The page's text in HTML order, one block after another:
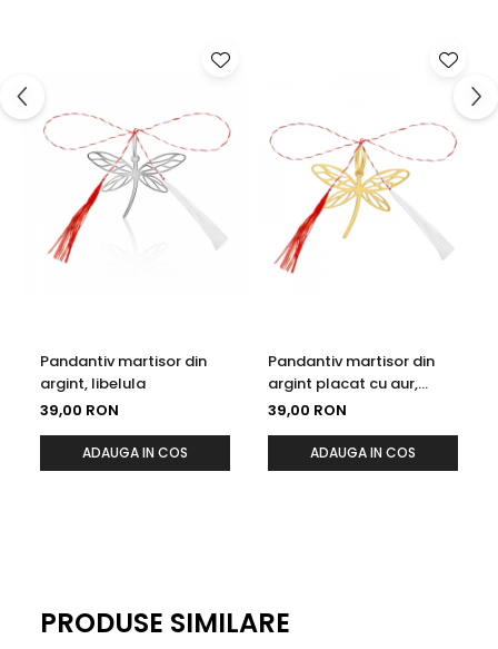
Pandantiv martisor din
argint, libelula
39,00 RON
ADAUGA IN COS
Pandantiv martisor din
argint placat cu aur,
libelula
39,00 RON
ADAUGA IN COS
PRODUSE SIMILARE